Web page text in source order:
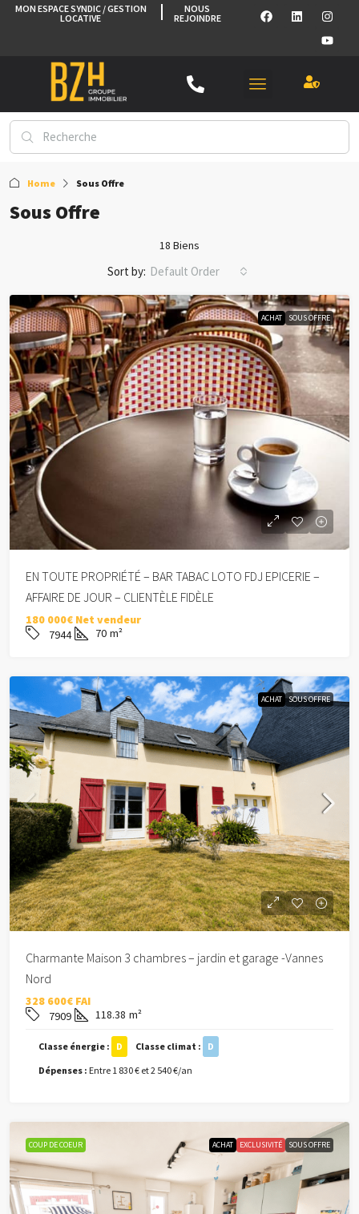
MON ESPACE SYNDIC / GESTION
LOCATIVE
NOUS
REJOINDRE
Home Sous Offre
Sous Offre
18 Biens
Sort by: Default Order
ACHAT SOUS OFFRE
EN TOUTE PROPRIÉTÉ – BAR TABAC LOTO FDJ EPICERIE –
AFFAIRE DE JOUR – CLIENTÈLE FIDÈLE
180 000€ Net vendeur
7944
70 m²
ACHAT SOUS OFFRE
Charmante Maison 3 chambres – jardin et garage -Vannes
Nord
328 600€ FAI
7909
118.38 m²
Classe énergie : D Classe climat :
D
Dépenses : Entre 1 830 € et 2 540 €/an
COUP DE COEUR ACHAT EXCLUSIVITÉ SOUS OFFRE